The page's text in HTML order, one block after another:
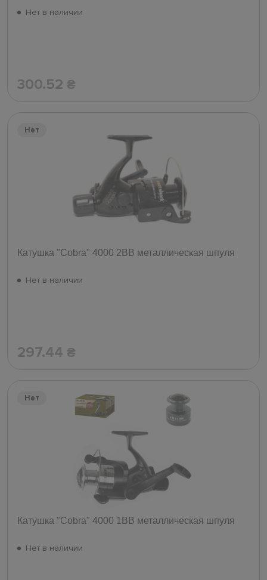
Нет в наличии
300.52 ₴
Нет
Катушка "Cobra" 4000 2ВВ металлическая шпуля
Нет в наличии
297.44 ₴
Нет
Катушка "Cobra" 4000 1ВВ металлическая шпуля
Нет в наличии